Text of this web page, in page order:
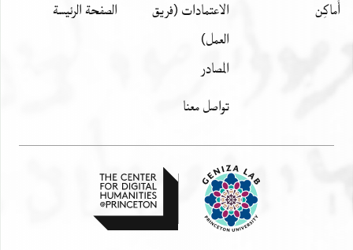
أَماكِن
الاعتمادات (فريق
العمل)
المصادر
تواصل معنا
الصفحة الرئيسة